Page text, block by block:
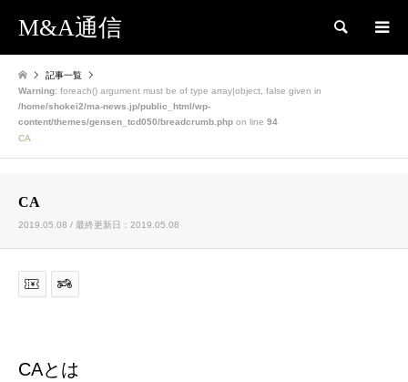
M&A通信 検索
記事一覧
Warning: foreach() argument must be of type array|object, false given in
/home/shokei2/ma-news.jp/public_html/wp-
content/themes/gensen_tcd050/breadcrumb.php on line 94
CA
CA
2019.05.08 / 最終更新日：2019.05.08
CAとは